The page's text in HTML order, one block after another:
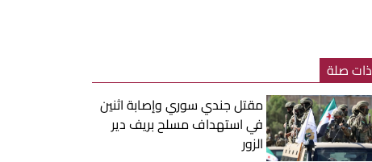
ذات صلة
مقتل جندي سوري وإصابة اثنين
في استهداف مسلح بريف دير
الزور